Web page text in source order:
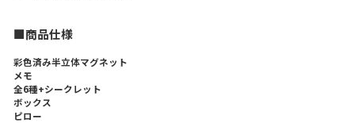
■商品仕様
彩色済み半立体マグネット
メモ
全6種+シークレット
ボックス
ピロー